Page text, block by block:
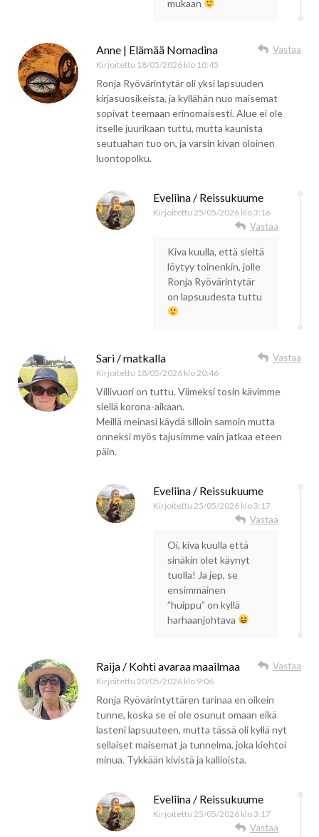
mukaan
Anne | Elämää Nomadina
Kirjoitettu 18/05/2026 klo 10:45
Vastaa
Ronja Ryövärintytär oli yksi lapsuuden
kirjasuosikeista, ja kyllähän nuo maisemat
sopivat teemaan erinomaisesti. Alue ei ole
itselle juurikaan tuttu, mutta kaunista
seutuahan tuo on, ja varsin kivan oloinen
luontopolku.
Eveliina / Reissukuume
Kirjoitettu 25/05/2026 klo 3:16
Vastaa
Kiva kuulla, että sieltä
löytyy toinenkin, jolle
Ronja Ryövärintytär
on lapsuudesta tuttu
Sari / matkalla
Kirjoitettu 18/05/2026 klo 20:46
Vastaa
Villivuori on tuttu. Viimeksi tosin kävimme
siellä korona-aikaan.
Meillä meinasi käydä silloin samoin mutta
onneksi myös tajusimme vain jatkaa eteen
päin.
Eveliina / Reissukuume
Kirjoitettu 25/05/2026 klo 3:17
Vastaa
Oi, kiva kuulla että
sinäkin olet käynyt
tuolla! Ja jep, se
ensimmäinen
”huippu” on kyllä
harhaanjohtava
Raija / Kohti avaraa maailmaa
Kirjoitettu 20/05/2026 klo 9:06
Vastaa
Ronja Ryövärintyttären tarinaa en oikein
tunne, koska se ei ole osunut omaan eikä
lasteni lapsuuteen, mutta tässä oli kyllä nyt
sellaiset maisemat ja tunnelma, joka kiehtoi
minua. Tykkään kivistä ja kallioista.
Eveliina / Reissukuume
Kirjoitettu 25/05/2026 klo 3:17
Vastaa